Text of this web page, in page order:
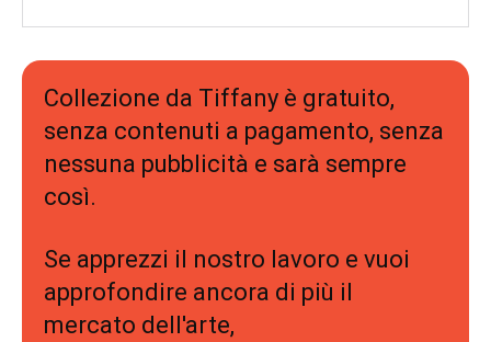
Collezione da Tiffany è gratuito,
senza contenuti a pagamento, senza
nessuna pubblicità e sarà sempre
così.
Se apprezzi il nostro lavoro e vuoi
approfondire ancora di più il
mercato dell'arte,